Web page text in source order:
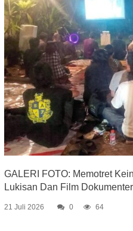
GALERI FOTO: Memotret
Lukisan Dan Film Dokumenter
21 Juli 2026 0 64